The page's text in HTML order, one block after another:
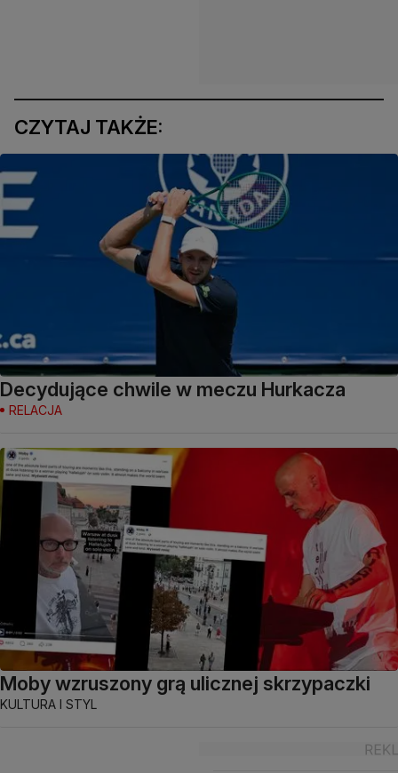
CZYTAJ TAKŻE:
Decydujące chwile w meczu Hurkacza
RELACJA
Moby wzruszony grą ulicznej skrzypaczki
KULTURA I STYL